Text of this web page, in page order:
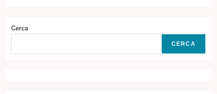
Cerca
CERCA